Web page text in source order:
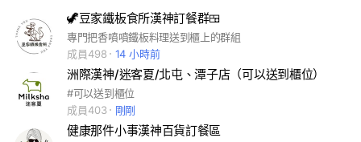
🦖豆家鐵板食所漢神訂餐群🍱
專門把香噴噴鐵板料理送到櫃上的群組
成員498
14 小時前
洲際漢神/迷客夏/北屯、潭子店（可以送到櫃位）
#可以送到櫃位
成員403
剛剛
健康那件小事漢神百貨訂餐區